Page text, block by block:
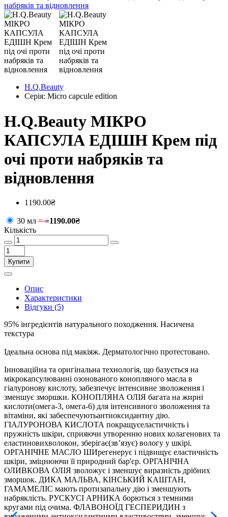
H.Q.Beauty
Серія: Micro capcule edition
H.Q.Beauty МІКРО
КАПСУЛА ЕДІШН Крем під
очі проти набряків та
відновлення
1190.00₴
30 мл ==1190.00₴
Кількість
Купити
Опис
Характеристики
Відгуки (5)
95% інгредієнтів натурального походження. Насичена
текстура
Ідеальна основа під макіяж. Дерматологічно протестовано.
Інноваційна та оригінальна технологія, що базується на
мікрокапсулюванні озонованого конопляного масла в
гіалуронову кислоту, забезпечує інтенсивне зволоження і
зменшує зморшки. КОНОПЛЯНА ОЛІЯ багата на жирні
кислоти(омега-3, омега-6) для інтенсивного зволоження та
вітаміни, які забеспечуютьантиоксидантну дію.
ГІАЛУРОНОВА КИСЛОТА покращуєеластичність і
пружність шкіри, сприяючи утворенню нових колагенових та
еластиновихволокон, зберігає(зв’язує) вологу у шкірі.
ОРГАНІЧНЕ МАСЛО ШИрегенерує і підвищує еластичність
шкіри, зміцнюючи її природний бар'єр. ОРГАНІЧНА
ОЛИВКОВА ОЛІЯ зволожує і зменшує виразність дрібних
зморшок. ДИКА МАЛЬВА, КІНСЬКИЙ КАШТАН,
ГАМАМЕЛІС мають протизапальну дію і зменшують
набряклість. РУСКУСІ АРНИКА борються з темними
кругами під очима. ФЛАВОНОЇД ГЕСПЕРИДИН з